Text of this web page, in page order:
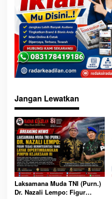
Jangan Lewatkan
Laksamana Muda TNI (Purn.)
Dr. Nazali Lempo: Figur